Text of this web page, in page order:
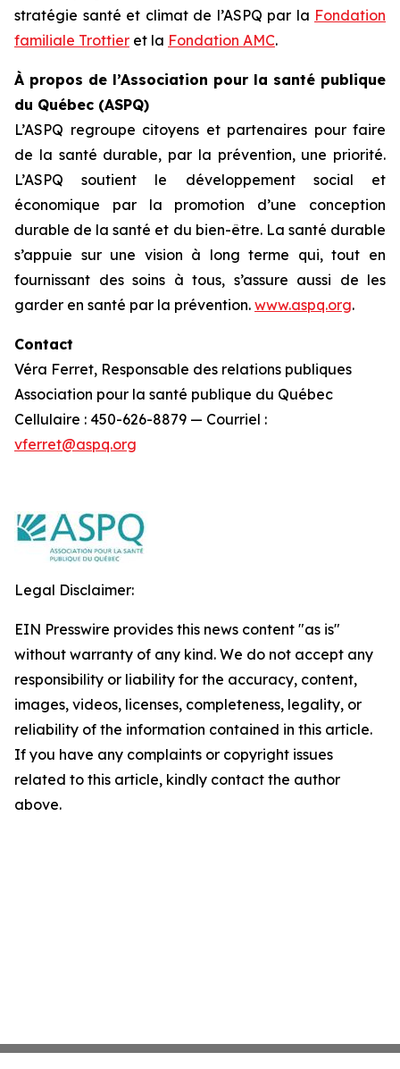
stratégie santé et climat de l’ASPQ par la Fondation
familiale Trottier et la Fondation AMC.
À propos de l’Association pour la santé publique
du Québec (ASPQ)
L’ASPQ regroupe citoyens et partenaires pour faire
de la santé durable, par la prévention, une priorité.
L’ASPQ soutient le développement social et
économique par la promotion d’une conception
durable de la santé et du bien-être. La santé durable
s’appuie sur une vision à long terme qui, tout en
fournissant des soins à tous, s’assure aussi de les
garder en santé par la prévention. www.aspq.org.
Contact
Véra Ferret, Responsable des relations publiques
Association pour la santé publique du Québec
Cellulaire : 450-626-8879 — Courriel :
vferret@aspq.org
Legal Disclaimer:
EIN Presswire provides this news content "as is"
without warranty of any kind. We do not accept any
responsibility or liability for the accuracy, content,
images, videos, licenses, completeness, legality, or
reliability of the information contained in this article.
If you have any complaints or copyright issues
related to this article, kindly contact the author
above.